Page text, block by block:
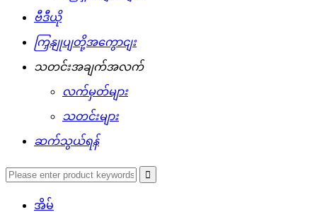
ဗီဒီယို
ကြှနျုပျတို့အကွောငျး
သတင်းအချက်အလက်
လက်မှတ်များ
သတင်းများ
ဆက်သွယ်ရန်
အိမ်